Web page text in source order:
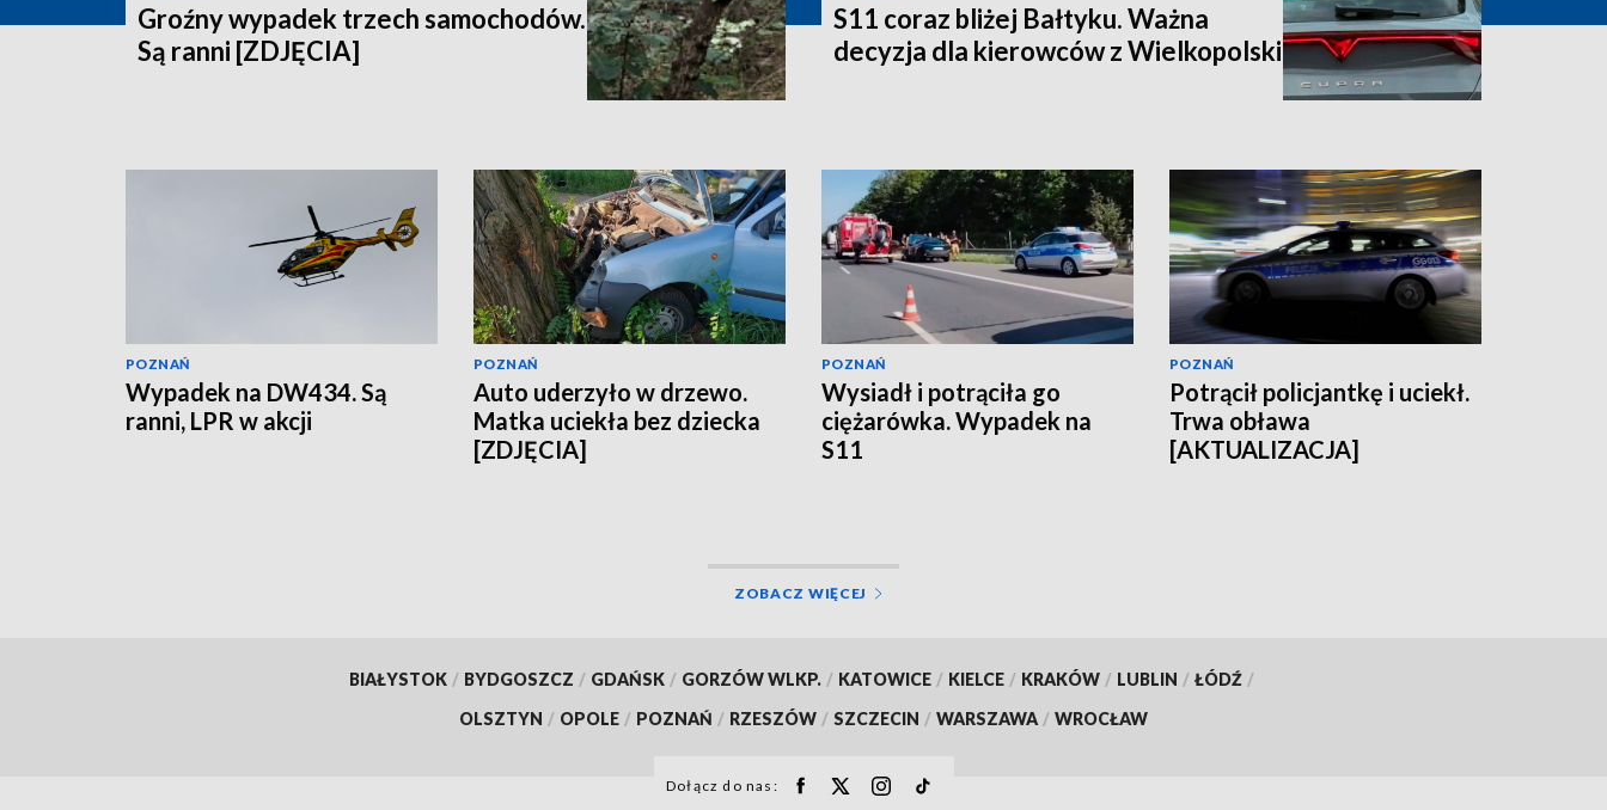
Groźny wypadek trzech samochodów.
Są ranni [ZDJĘCIA]
S11 coraz bliżej Bałtyku. Ważna
decyzja dla kierowców z Wielkopolski
POZNAŃ
Wypadek na DW434. Są
ranni, LPR w akcji
POZNAŃ
Auto uderzyło w drzewo.
Matka uciekła bez dziecka
[ZDJĘCIA]
POZNAŃ
Wysiadł i potrąciła go
ciężarówka. Wypadek na
S11
POZNAŃ
Potrącił policjantkę i uciekł.
Trwa obława
[AKTUALIZACJA]
ZOBACZ WIĘCEJ
BIAŁYSTOK / BYDGOSZCZ / GDAŃSK / GORZÓW WLKP. / KATOWICE / KIELCE / KRAKÓW / LUBLIN / ŁÓDŹ /
OLSZTYN / OPOLE / POZNAŃ / RZESZÓW / SZCZECIN / WARSZAWA / WROCŁAW
Dołącz do nas: